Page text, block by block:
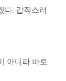
다. 갑작스러
아니라 바로